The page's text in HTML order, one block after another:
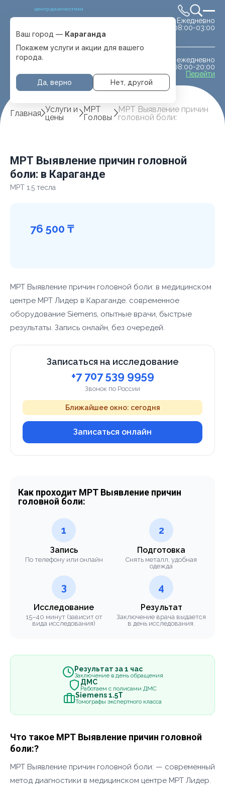
центр диагностики
Выбрать город
с. Отеген батыра
Ежедневно
08:00-03:00
ежедневно
08:00-20:00
Перейти
Ваш город — Караганда
Покажем услуги и акции для вашего
города.
Да, верно Нет, другой
Главная Услуги и
цены
МРТ
Головы
МРТ Выявление причин
головной боли:
МРТ Выявление причин головной
боли: в Караганде
МРТ 1.5 тесла
76 500 ₸
МРТ Выявление причин головной боли: в медицинском
центре МРТ Лидер в Караганде. современное
оборудование Siemens, опытные врачи, быстрые
результаты. Запись онлайн, без очередей.
Записаться на исследование
+7 707 539 9959
Звонок по России
Ближайшее окно: сегодня
Записаться онлайн
Как проходит МРТ Выявление причин
головной боли:
1
Запись
По телефону или онлайн
2
Подготовка
Снять металл, удобная
одежда
3
Исследование
15–40 минут (зависит от
вида исследования)
4
Результат
Заключение врача выдается
в день исследования.
Результат за 1 час
Заключение в день обращения
ДМС
Работаем с полисами ДМС
Siemens 1.5Т
Томографы экспертного класса
Что такое МРТ Выявление причин головной
боли:?
МРТ Выявление причин головной боли: — современный
метод диагностики в медицинском центре МРТ Лидер.